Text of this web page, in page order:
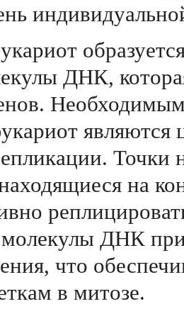
ДНК,
являются
Точки
на
молекулы ДНК
что
в митозе.